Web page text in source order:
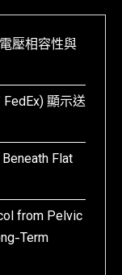
壓相容性與
顯示送
Flat
from Pelvic
Term